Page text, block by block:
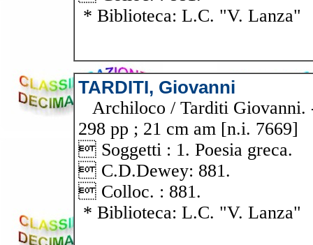
* Biblioteca: L.C. "V. Lanza"
TARDITI, Giovanni
Archiloco / Tarditi Giovanni.
298 pp ; 21 cm am [n.i. 7669]
 Soggetti : 1. Poesia greca.
 C.D.Dewey: 881.
 Colloc. : 881.
* Biblioteca: L.C. "V. Lanza"